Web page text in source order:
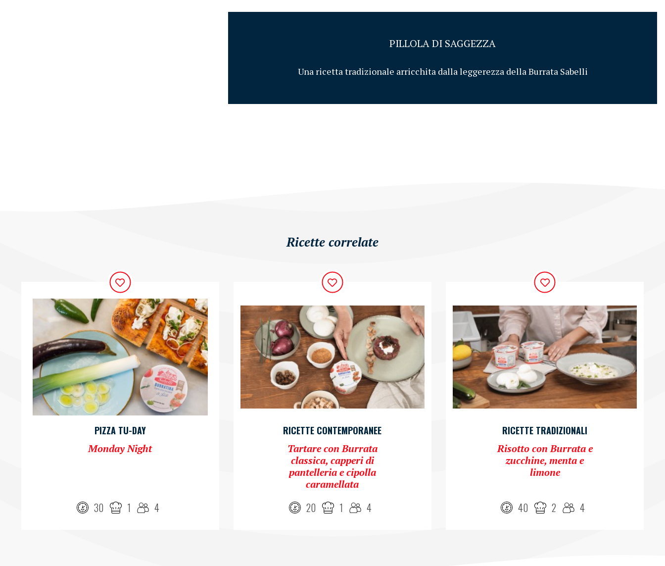
PILLOLA DI SAGGEZZA
Una ricetta tradizionale arricchita dalla leggerezza della Burrata Sabelli
Ricette correlate
PIZZA TU-DAY
Monday Night
30 1 4
RICETTE CONTEMPORANEE
Tartare con Burrata
classica, capperi di
pantelleria e cipolla
caramellata
20 1 4
RICETTE TRADIZIONALI
Risotto con Burrata e
zucchine, menta e
limone
40 2 4